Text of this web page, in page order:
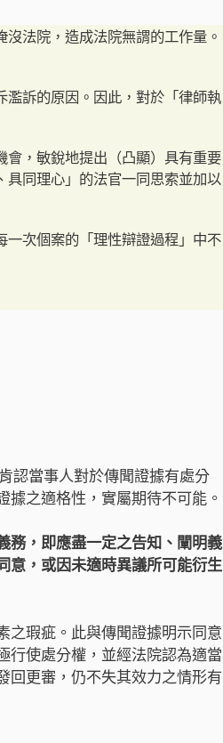
法院，造成法院無謂的工作量。
濫訴的原因。因此，對於「律師執
會，敏銳地提出（凸顯）具有重要
具同理心」的法官一同思索並加以
一次個案的「理性辯證過程」中不
認當事人對於傳聞證據有處分
據之適格性，實屬期待不可能。
務，即應盡一定之告知、闡明義
意，或因未適時異議所可能衍生
之瑕疵。此與傳聞證據明示同意
行使處分權，並經法院認為適當
回更審，仍不失其效力之情形有